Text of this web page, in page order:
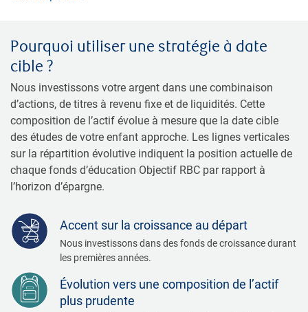
Pourquoi utiliser une stratégie à date
cible ?
Nous investissons votre argent dans une combinaison
d’actions, de titres à revenu fixe et de liquidités. Cette
composition de l’actif évolue à mesure que la date cible
des études de votre enfant approche. Les lignes verticales
sur la répartition évolutive indiquent la position actuelle de
chaque fonds d’éducation Objectif RBC par rapport à
l’horizon d’épargne.
Accent sur la croissance au départ
Nous investissons dans des fonds de croissance durant
les premières années.
Évolution vers une composition de l’actif
plus prudente